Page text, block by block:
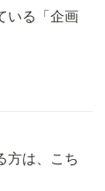
いる「企画
方は、こち